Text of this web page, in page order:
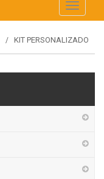
Toggle
KIT PERSONALIZADO